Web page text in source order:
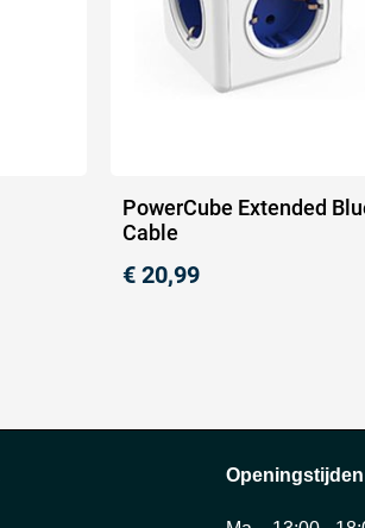
PowerCube Extended
Cable
€ 20,99
Openingstijden